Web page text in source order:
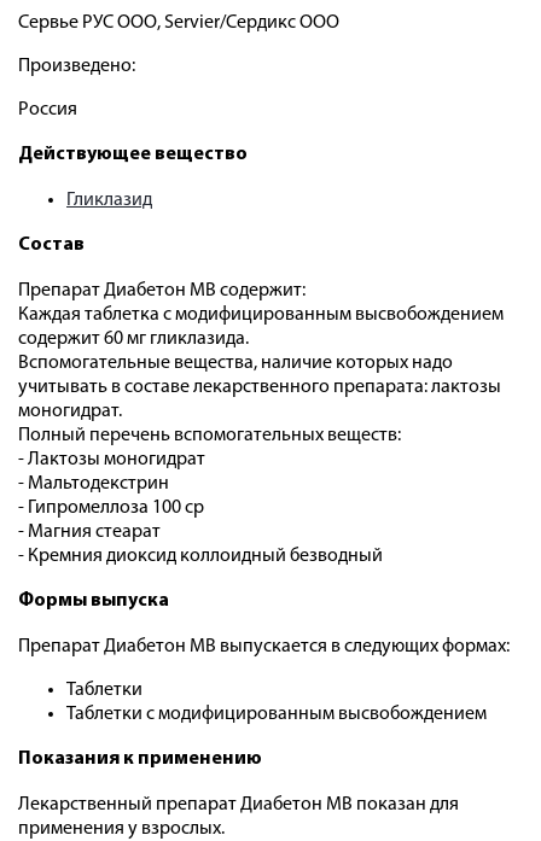
Сервье РУС ООО, Servier/Сердикс ООО
Произведено:
Россия
Действующее вещество
Гликлазид
Состав
Препарат Диабетон МВ содержит:
Каждая таблетка с модифицированным высвобождением
содержит 60 мг гликлазида.
Вспомогательные вещества, наличие которых надо
учитывать в составе лекарственного препарата: лактозы
моногидрат.
Полный перечень вспомогательных веществ:
- Лактозы моногидрат
- Мальтодекстрин
- Гипромеллоза 100 ср
- Магния стеарат
- Кремния диоксид коллоидный безводный
Формы выпуска
Препарат Диабетон МВ выпускается в следующих формах:
Таблетки
Таблетки с модифицированным высвобождением
Показания к применению
Лекарственный препарат Диабетон МВ показан для
применения у взрослых.